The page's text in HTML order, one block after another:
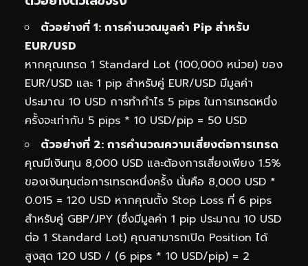
ตัวอย่างที่ 1: การคำนวณมูลค่า Pip สำหรับ
EUR/USD
หากคุณเทรด 1 Standard Lot (100,000 หน่วย) ของ
EUR/USD และ 1 pip สำหรับคู่ EUR/USD มีมูลค่า
ประมาณ 10 USD การทำกำไร 5 pips ในการเทรดหนึ่ง
ครั้งจะเท่ากับ 5 pips * 10 USD/pip = 50 USD
ตัวอย่างที่ 2: การคำนวณความเสี่ยงต่อการเทรด
คุณมีเงินทุน 8,000 USD และต้องการเสี่ยงเพียง 1.5%
ของเงินทุนต่อการเทรดหนึ่งครั้ง นั่นคือ 8,000 USD *
0.015 = 120 USD หากคุณตั้ง Stop Loss ที่ 6 pips
สำหรับคู่ GBP/JPY (ซึ่งมีมูลค่า 1 pip ประมาณ 10 USD
ต่อ 1 Standard Lot) คุณสามารถเปิด Position ได้
สูงสุด 120 USD / (6 pips * 10 USD/pip) = 2